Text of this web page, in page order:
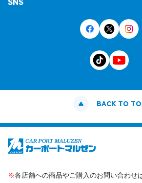
SNS
BACK TO
※各店舗への商品やご購入のお問い合わせ